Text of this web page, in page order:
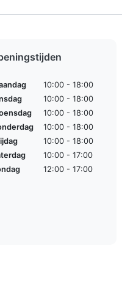
10:00 - 18:00
10:00 - 18:00
10:00 - 18:00
10:00 - 18:00
10:00 - 18:00
10:00 - 17:00
12:00 - 17:00